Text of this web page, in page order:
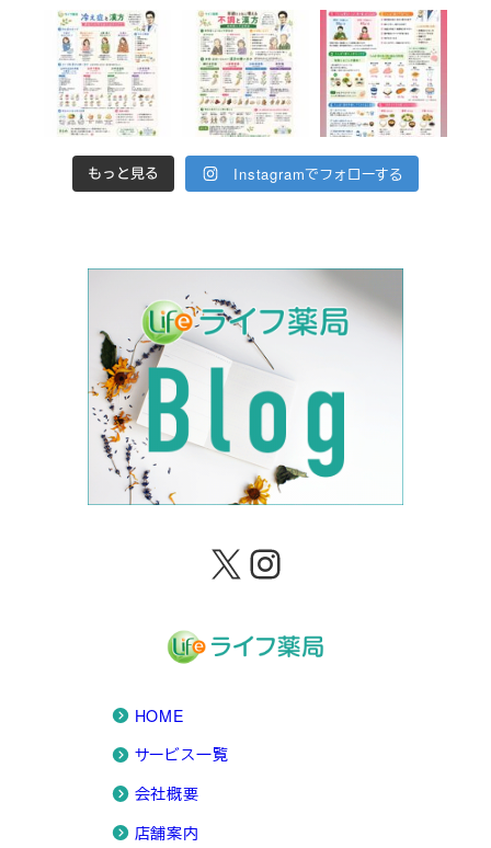
もっと見る Instagramでフォローする
X Instagram
HOME
サービス一覧
会社概要
店舗案内